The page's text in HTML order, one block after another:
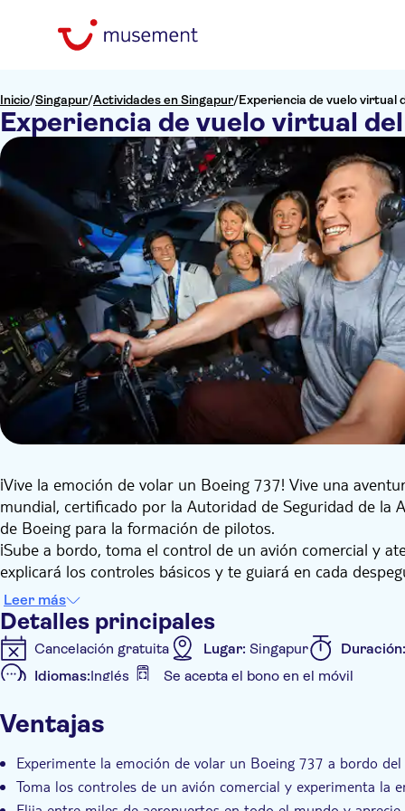
Inicio/Singapur/Actividades en Singapur/Experiencia de vuelo virtual
Experiencia de vuelo virtual
¡Vive la emoción de volar un Boeing 737! Vive una
mundial, certificado por la Autoridad de Seguridad de la
de Boeing para la formación de pilotos.
¡Sube a bordo, toma el control de un avión comercial y
explicará los controles básicos y te guiará en cada
Elige entre miles de aeropuertos en todo el mundo y
cual sea tu elección, puedes tomarte tu tiempo para
apartar la vista de las pantallas e instrumentos de la
Leer más
Detalles principales
Cancelación gratuita Lugar: Singapur Duración:
Idiomas:Inglés Se acepta el bono en el móvil
Confirmación al momento
Ventajas
Experimente la emoción de volar un Boeing 737 a bordo
Toma los controles de un avión comercial y experimenta la